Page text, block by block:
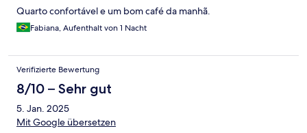
Quarto confortável e um bom café da manhã.
Fabiana, Aufenthalt von 1 Nacht
Verifizierte Bewertung
8/10 – Sehr gut
5. Jan. 2025
Mit Google übersetzen